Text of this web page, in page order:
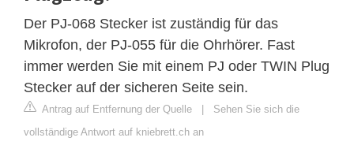
Der PJ-068 Stecker ist zuständig für das
Mikrofon, der PJ-055 für die Ohrhörer. Fast
immer werden Sie mit einem PJ oder TWIN Plug
Stecker auf der sicheren Seite sein.
Antrag auf Entfernung der Quelle
Sehen Sie sich die
vollständige Antwort auf kniebrett.ch an